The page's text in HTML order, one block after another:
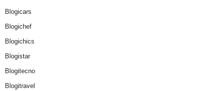
Blogicars
Blogichef
Blogichics
Blogistar
Blogitecno
Blogitravel